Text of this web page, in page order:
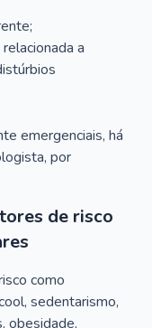
a
emergenciais, há
por
de risco
como
sedentarismo,
obesidade,